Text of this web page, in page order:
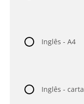
Inglês - A4
Inglês - carta